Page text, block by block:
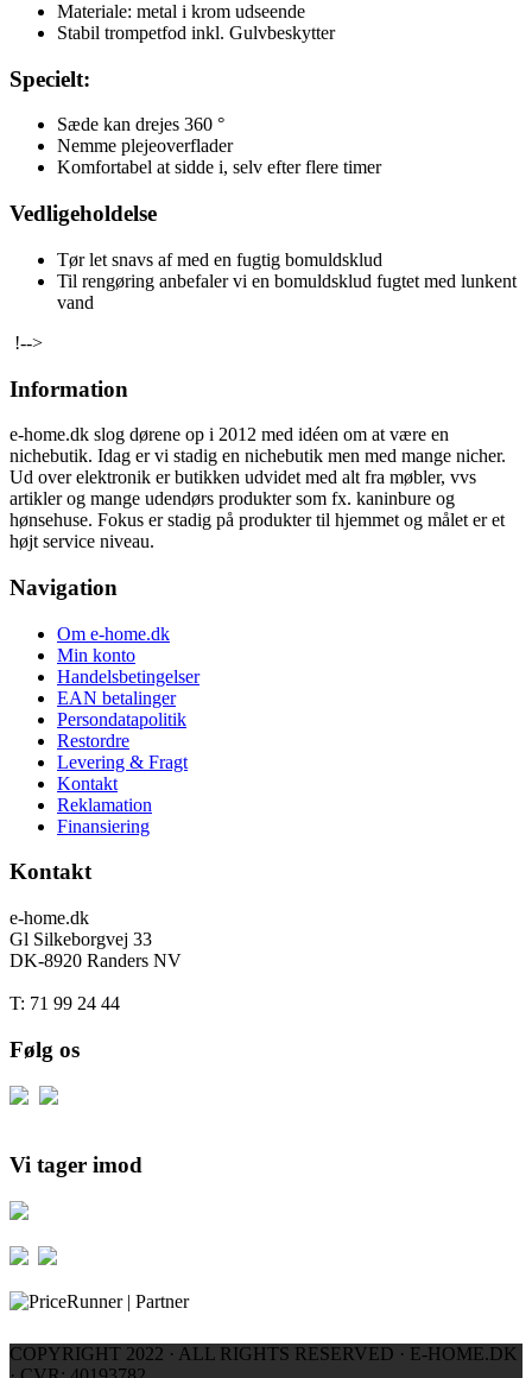
Materiale: metal i krom udseende
Stabil trompetfod inkl. Gulvbeskytter
Specielt:
Sæde kan drejes 360 °
Nemme plejeoverflader
Komfortabel at sidde i, selv efter flere timer
Vedligeholdelse
Tør let snavs af med en fugtig bomuldsklud
Til rengøring anbefaler vi en bomuldsklud fugtet med lunkent
vand
!-->
Information
e-home.dk slog dørene op i 2012 med idéen om at være en
nichebutik. Idag er vi stadig en nichebutik men med mange nicher.
Ud over elektronik er butikken udvidet med alt fra møbler, vvs
artikler og mange udendørs produkter som fx. kaninbure og
hønsehuse. Fokus er stadig på produkter til hjemmet og målet er et
højt service niveau.
Navigation
Om e-home.dk
Min konto
Handelsbetingelser
EAN betalinger
Persondatapolitik
Restordre
Levering & Fragt
Kontakt
Reklamation
Finansiering
Kontakt
e-home.dk
Gl Silkeborgvej 33
DK-8920 Randers NV
T: 71 99 24 44
Følg os
Vi tager imod
COPYRIGHT 2022 · ALL RIGHTS RESERVED · E-HOME.DK